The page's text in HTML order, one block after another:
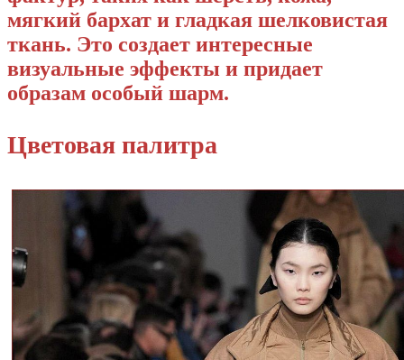
мягкий бархат и гладкая шелковистая
ткань. Это создает интересные
визуальные эффекты и придает
образам особый шарм.
Цветовая палитра